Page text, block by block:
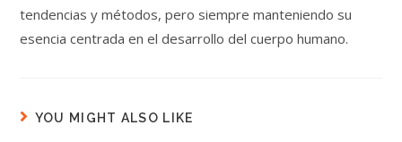
tendencias y métodos, pero siempre manteniendo su
esencia centrada en el desarrollo del cuerpo humano.
YOU MIGHT ALSO LIKE